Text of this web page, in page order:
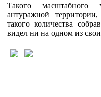
Такого масштабного
антуражной
такого количества
видел ни на одном из